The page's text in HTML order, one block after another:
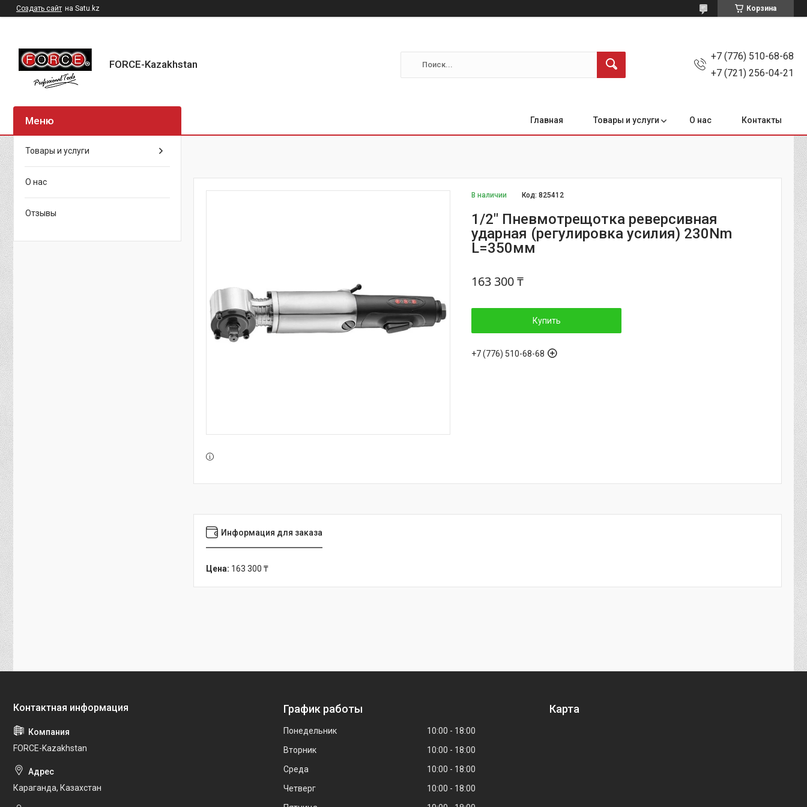
Создать сайт на Satu.kz Корзина
FORCE-Kazakhstan
+7 (776) 510-68-68
+7 (721) 256-04-21
Главная Товары и услуги О нас Контакты
В наличии Код:825412
1/2" Пневмотрещотка реверсивная
ударная (регулировка усилия) 230Nm
L=350мм
163 300 ₸
Купить
+7 (776) 510-68-68
Информация для заказа
Цена: 163 300 ₸
Товары и услуги
О нас
Отзывы
FORCE-Kazakhstan
Караганда, Казахстан
График работы
Понедельник 10:00
18:00
Вторник
10:00
18:00
Среда
10:00
18:00
Четверг
10:00
18:00
Карта